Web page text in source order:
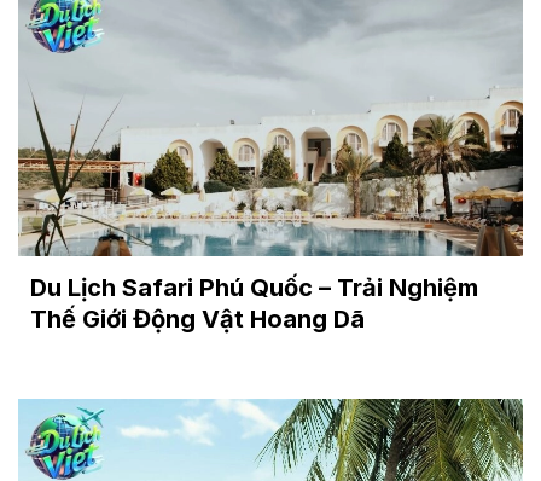
Du Lịch Safari Phú Quốc – Trải Nghiệm
Thế Giới Động Vật Hoang Dã